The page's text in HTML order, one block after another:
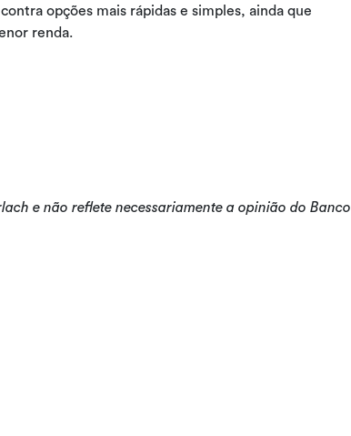
opções mais rápidas e simples, ainda que
renda.
e não reflete necessariamente a opinião do Banco